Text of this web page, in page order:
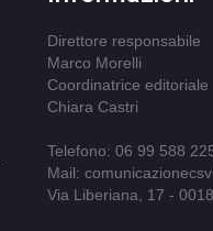
Direttore responsabile
Marco Morelli
Coordinatrice editoriale
Chiara Castri
Telefono: 06 99 588
Mail:
Via Liberiana, 17 -